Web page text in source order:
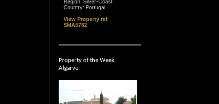
Region: Silver-Coast
Country: Portugal
View Property ref
SMA5782
Property of the Week
Algarve